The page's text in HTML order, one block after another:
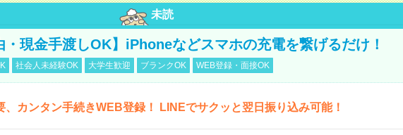
未読
・現金手渡しOK】iPhoneなどスマホの充電を繋げるだけ！
社会人未経験OK 大学生歓迎 ブランクOK WEB登録・面接OK
、カンタン手続きWEB登録！ LINEでサクッと翌日振り込み可能！